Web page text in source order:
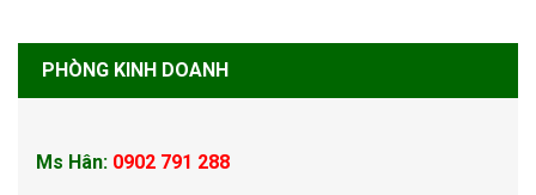
PHÒNG KINH DOANH
Ms Hân: 0902 791 288